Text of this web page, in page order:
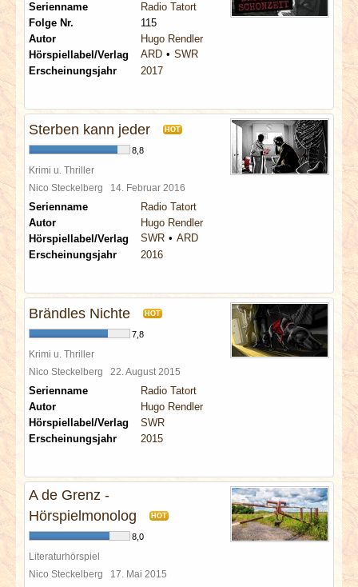
Serienname
Radio Tatort
Folge Nr.
115
Autor
Hugo Rendler
Hörspiellabel/Verlag
ARD
SWR
Erscheinungsjahr
2017
Sterben kann jeder HOT
8,8
Krimi u. Thriller
Nico Steckelberg 14. Februar 2016
Serienname
Radio Tatort
Autor
Hugo Rendler
Hörspiellabel/Verlag
SWR
ARD
Erscheinungsjahr
2016
Brändles Nichte HOT
7,8
Krimi u. Thriller
Nico Steckelberg 22. August 2015
Serienname
Radio Tatort
Autor
Hugo Rendler
Hörspiellabel/Verlag
SWR
Erscheinungsjahr
2015
A de Grenz -
Hörspielmonolog
HOT
8,0
Literaturhörspiel
Nico Steckelberg 17. Mai 2015